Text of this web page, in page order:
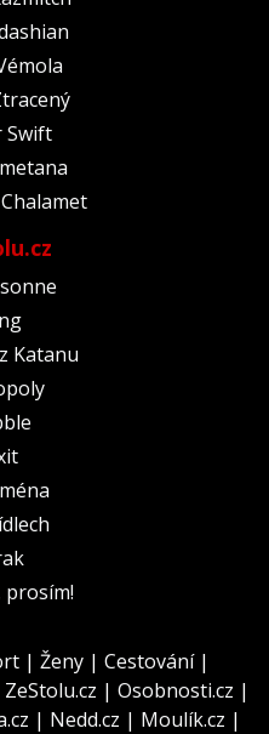
Swift
Katanu
prosím!
| Ženy | Cestování|
ZeStolu.cz | Osobnosti.cz |
| Nedd.cz | Moulík.cz |